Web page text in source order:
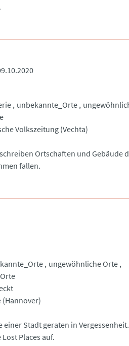
unbekannte_Orte
Volkszeitung (Vechta)
Ortschaften und Gebäude
fallen.
ungewöhnliche Orte
(Hannover)
einer Stadt geraten in
Places auf.